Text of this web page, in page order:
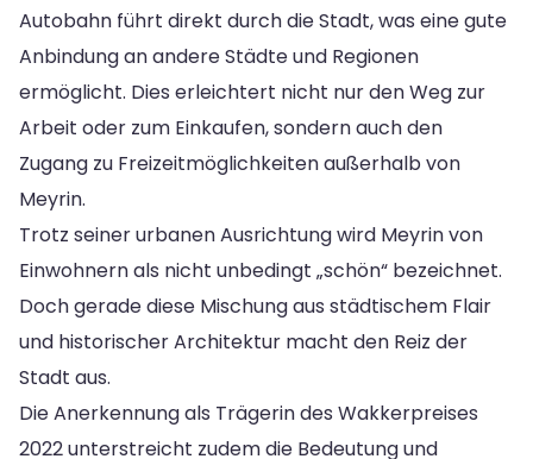
Autobahn führt direkt durch die Stadt, was eine gute
Anbindung an andere Städte und Regionen
ermöglicht. Dies erleichtert nicht nur den Weg zur
Arbeit oder zum Einkaufen, sondern auch den
Zugang zu Freizeitmöglichkeiten außerhalb von
Meyrin.
Trotz seiner urbanen Ausrichtung wird Meyrin von
Einwohnern als nicht unbedingt „schön“ bezeichnet.
Doch gerade diese Mischung aus städtischem Flair
und historischer Architektur macht den Reiz der
Stadt aus.
Die Anerkennung als Trägerin des Wakkerpreises
2022 unterstreicht zudem die Bedeutung und